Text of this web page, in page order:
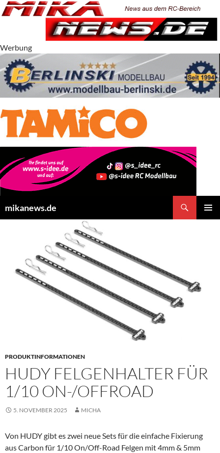
Zum
Inhalt
Werbung
mikanews.de
PRODUKTINFORMATIONEN
HUDY FELGENHALTER FÜR
1/10 ON-/OFFROAD
5. NOVEMBER 2025 MICHA
Von HUDY gibt es zwei neue Sets für die einfache Fixierung
aus Carbon für 1/10 On/Off-Road Felgen mit 4mm & 5mm